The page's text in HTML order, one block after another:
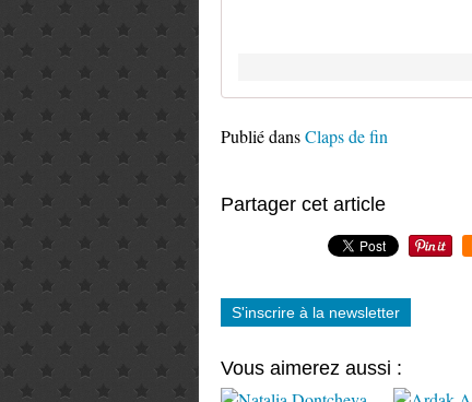
Publié dansClaps de fin
Partager cet article
S'inscrire à la newsletter
Vous aimerez aussi :